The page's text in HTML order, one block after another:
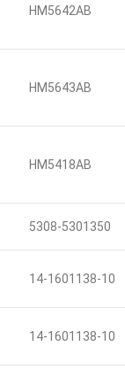
HM5642AB
HM5643AB
HM5418AB
5308-5301350
14-1601138-10
14-1601138-10